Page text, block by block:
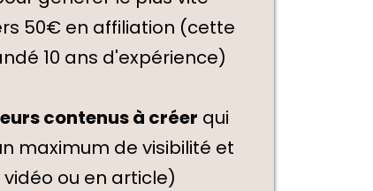
50€ en affiliation (cette
10 ans d'expérience)
contenus à créer qui
maximum de visibilité et
ou en article)